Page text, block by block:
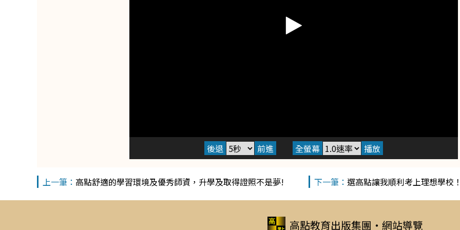
高點舒適的學習環境及優秀師資，升學及取得證照不是夢! 選高點讓我順利考上理想學校
高點教育出版集團 ‧ 網站導覽